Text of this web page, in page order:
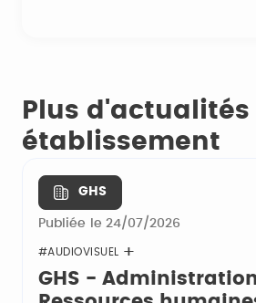
Plus d'actualités
établissement
GHS
Publiée le 24/07/2026
#AUDIOVISUEL
GHS -